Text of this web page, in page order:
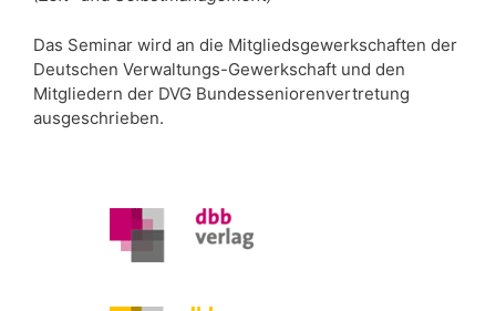
Das Seminar wird an die Mitgliedsgewerkschaften der
Deutschen Verwaltungs-Gewerkschaft und den
Mitgliedern der DVG Bundesseniorenvertretung
ausgeschrieben.